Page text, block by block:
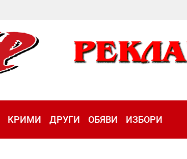
КРИМИ ДРУГИ ОБЯВИ ИЗБОРИ